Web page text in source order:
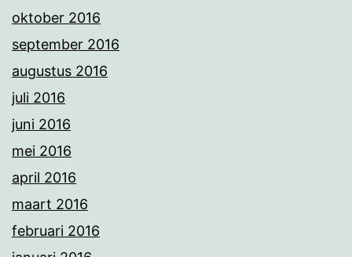
oktober 2016
september 2016
augustus 2016
juli 2016
juni 2016
mei 2016
april 2016
maart 2016
februari 2016